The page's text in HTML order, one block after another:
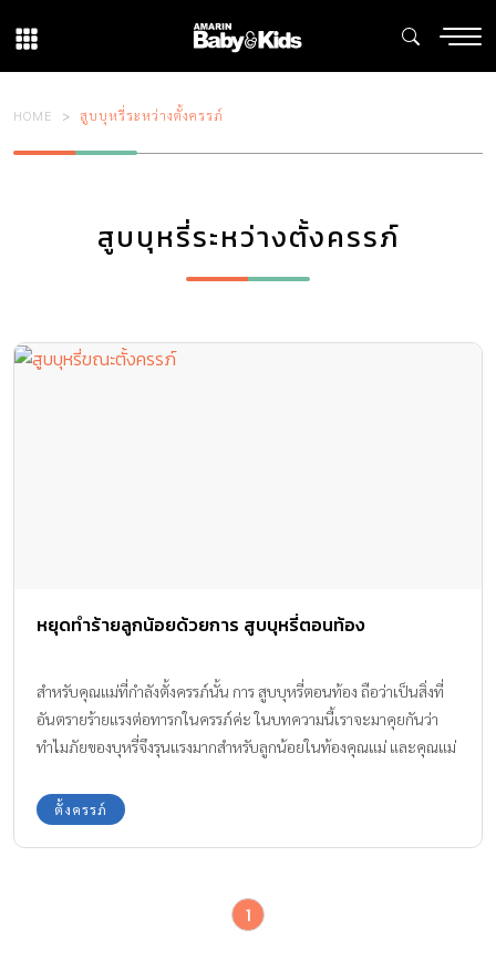
HOME สูบบุหรี่ระหว่างตั้งครรภ์
สูบบุหรี่ระหว่างตั้งครรภ์
หยุดทำร้ายลูกน้อยด้วยการ สูบบุหรี่ตอนท้อง
สำหรับคุณแม่ที่กำลังตั้งครรภ์นั้น การ สูบบุหรี่ตอนท้อง ถือว่าเป็นสิ่งที่
อันตรายร้ายแรงต่อทารกในครรภ์ค่ะ ในบทความนี้เราจะมาคุยกันว่า
ทำไมภัยของบุหรี่จึงรุนแรงมากสำหรับลูกน้อยในท้องคุณแม่ และคุณแม่
ตั้งครรภ์
1